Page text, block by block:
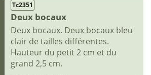
Tc2351
Deux bocaux
Deux bocaux. Deux bocaux bleu
clair de tailles différentes.
Hauteur du petit 2 cm et du
grand 2,5 cm.